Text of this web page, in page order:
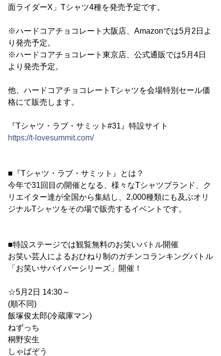
面ライダーX」Tシャツ4種を発売予定です。
※ハードコアチョコレート大阪店、Amazonでは5月2日よ
り発売予定。
※ハードコアチョコレート東京店、公式通販では5月4日
より発売予定。
他、ハードコアチョコレートTシャツを会場特別セール価
格にて販売します。
『Tシャツ・ラブ・サミット#31』特設サイト
https://t-lovesummit.com/
■『Tシャツ・ラブ・サミット』とは？
今年で31回目の開催となる、様々なTシャツブランド、ク
リエイター達が全国から集結し、2,000種類にも及ぶオリ
ジナルTシャツをその場で販売するイベントです。
■特設ステージでは観覧無料のお笑いバトル開催
お笑い芸人によるおひねり制のガチンコランキングバトル
「お笑いサバイバーシリーズ」開催！
☆5月2日 14:30～
(順不同)
飯塚俊太郎(冷蔵庫マン)
ねずっち
桐野安生
しゃばぞう